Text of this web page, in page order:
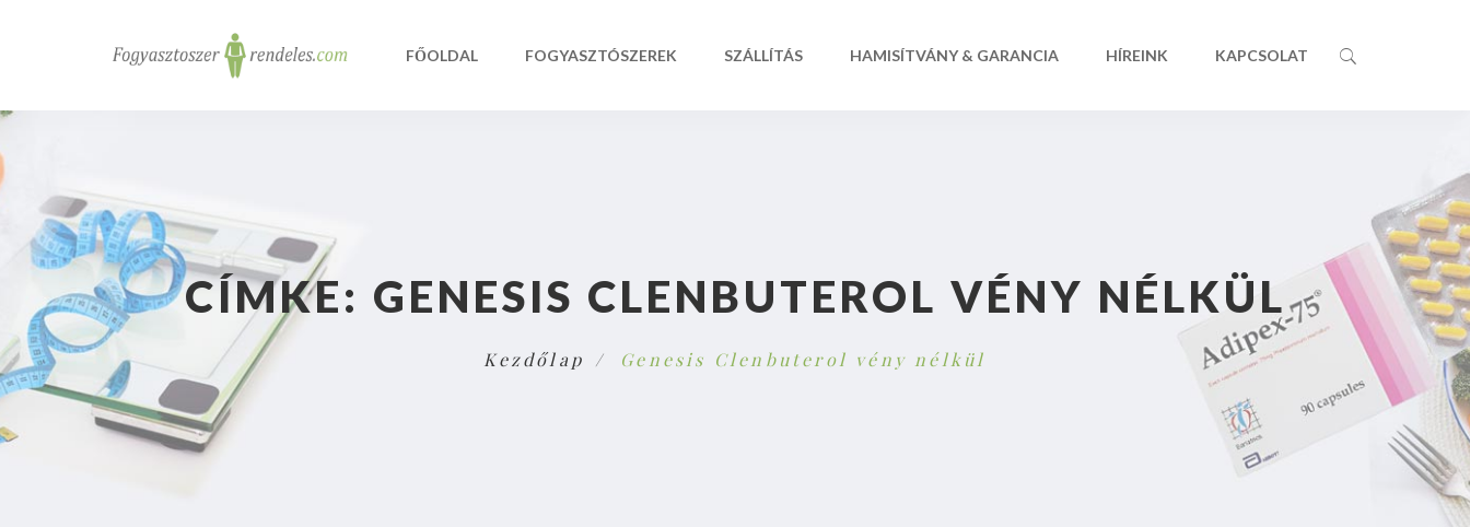
FŐOLDAL FOGYASZTÓSZEREK SZÁLLÍTÁS HAMISÍTVÁNY & GARANCIA HÍREINK KAPCSOLAT
CÍMKE: GENESIS CLENBUTEROL VÉNY NÉLKÜL
Kezdőlap Genesis Clenbuterol vény nélkül